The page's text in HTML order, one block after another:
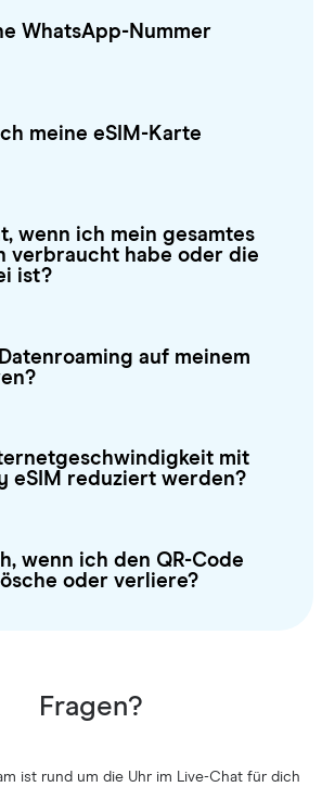
WhatsApp-Nummer
meine eSIM-Karte
wenn ich mein gesamtes
verbraucht habe oder die
ist?
auf meinem
mit
eSIM reduziert werden?
wenn ich den QR-Code
oder verliere?
Fragen?
ist rund um die Uhr im Live-Chat für dich